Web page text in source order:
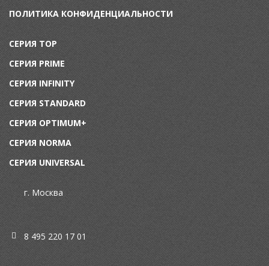
ПОЛИТИКА КОНФИДЕНЦИАЛЬНОСТИ
СЕРИЯ TOP
СЕРИЯ PRIME
СЕРИЯ INFINITY
СЕРИЯ STANDARD
СЕРИЯ OPTIMUM+
СЕРИЯ NORMA
СЕРИЯ UNIVERSAL
г. Москва
8 495 220 17 01